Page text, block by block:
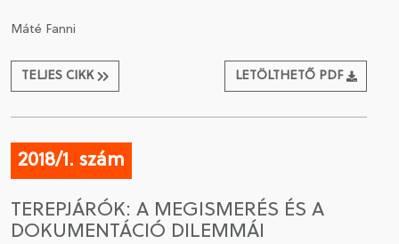
Máté Fanni
TELJES CIKK LETÖLTHETŐ PDF
2018/1. szám
TEREPJÁRÓK: A MEGISMERÉS ÉS A
DOKUMENTÁCIÓ DILEMMÁI